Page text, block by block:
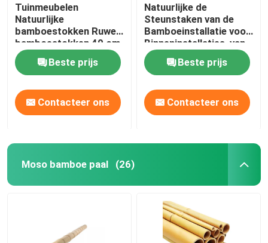
Tuinmeubelen
Natuurlijke
bamboestokken Ruwe
bamboestokken 40 cm
tot 500 cm hoogte
Beste prijs
Contacteer ons
Natuurlijke de
Steunstaken van de
Bamboeinstallatie voor
Binneninstallaties, van
het de Tuinbamboe van
Polen van
Bamboestokken Staak
40cm 595cm
Beste prijs
Contacteer ons
Moso bamboe paal (26)